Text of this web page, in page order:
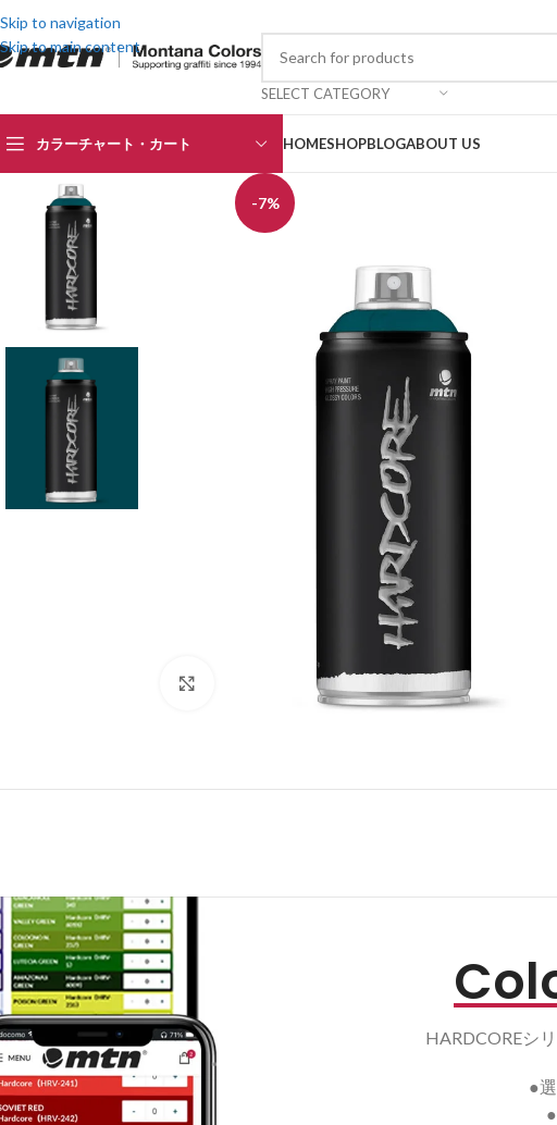
Skip to navigation
Skip to main content
SELECT CATEGORY
カラーチャート・カート HOMESHOPBLOGABOUT US
-7%
Click to enlarge
HARDCOREシ
●